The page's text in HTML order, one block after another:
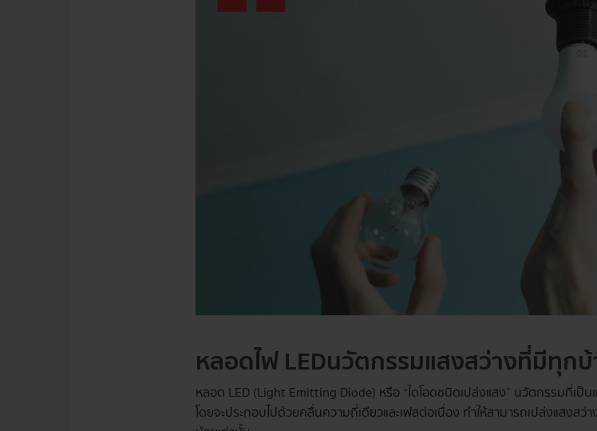
หลอดไฟ LEDนวัตกรรมแสงสว่างที่มีทุก
หลอด LED (Light Emitting Diode) หรือ “ไดโอดชนิดเปล่งแสง” นวัตกรรมที่เป็
โดยจะประกอบไปด้วยคลื่นความถี่เดียวและเฟสต่อเนื่อง ทำให้สามารถเปล่งแสงสว่